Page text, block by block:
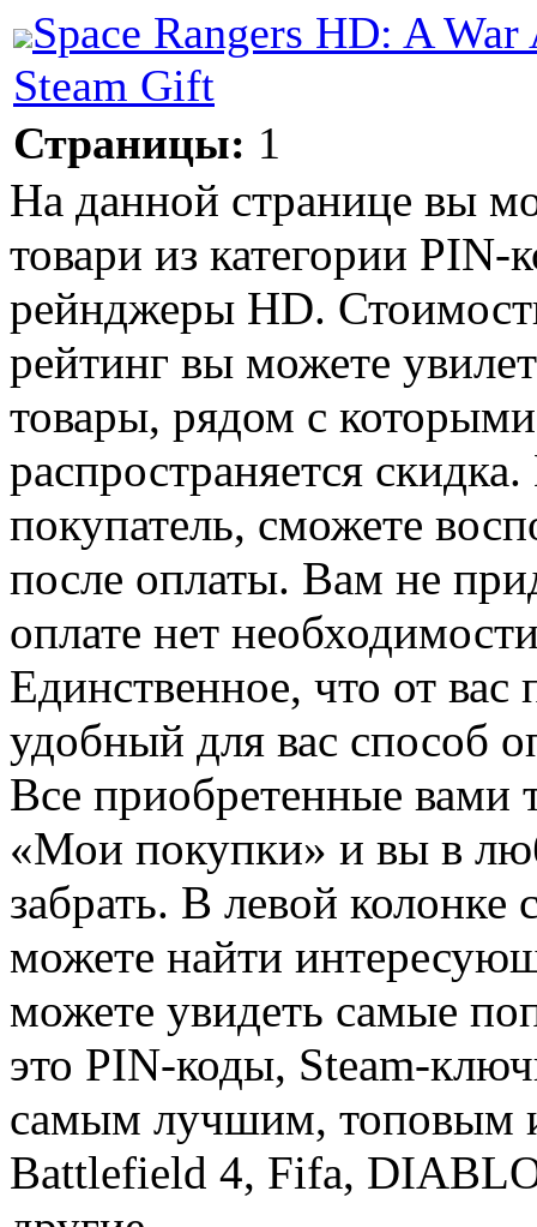
Space Rangers HD: A
Steam Gift
Страницы: 1
На данной странице вы
товари из категории
рейнджеры HD.
рейтинг вы можете
товары, рядом с
распространяется
покупатель, сможете
после оплаты. Вам не
оплате нет
Единственное, что от вас
удобный для вас способ
Все приобретенные вами
«Мои покупки» и вы в
забрать. В левой
можете найти
можете увидеть самые
это PIN-коды, Steam-
самым лучшим, топовым
Battlefield 4, Fifa,